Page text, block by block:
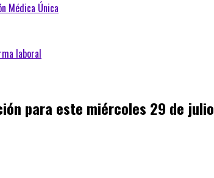
Médica Única
laboral
para este miércoles 29 de julio